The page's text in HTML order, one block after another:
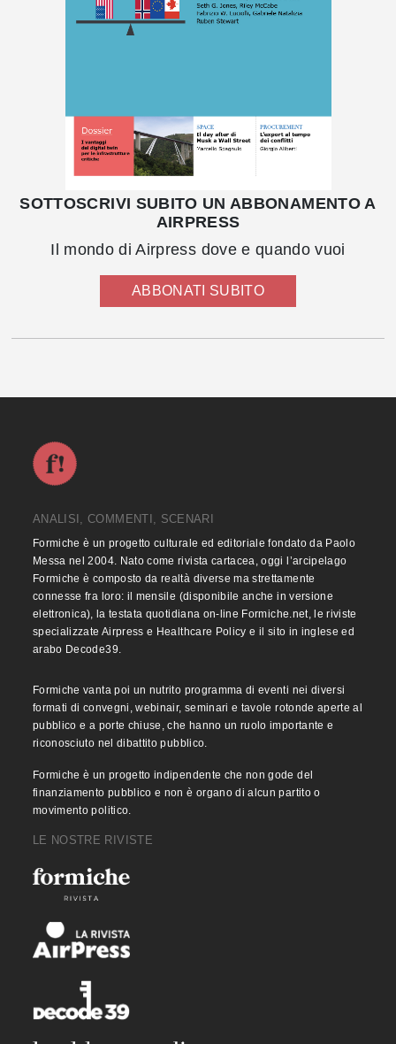
SOTTOSCRIVI SUBITO UN ABBONAMENTO A
AIRPRESS
Il mondo di Airpress dove e quando vuoi
ABBONATI SUBITO
ANALISI, COMMENTI, SCENARI
Formiche è un progetto culturale ed editoriale fondato da Paolo
Messa nel 2004. Nato come rivista cartacea, oggi l’arcipelago
Formiche è composto da realtà diverse ma strettamente
connesse fra loro: il mensile (disponibile anche in versione
elettronica), la testata quotidiana on-line Formiche.net, le riviste
specializzate Airpress e Healthcare Policy e il sito in inglese ed
arabo Decode39.
Formiche vanta poi un nutrito programma di eventi nei diversi
formati di convegni, webinair, seminari e tavole rotonde aperte al
pubblico e a porte chiuse, che hanno un ruolo importante e
riconosciuto nel dibattito pubblico.
Formiche è un progetto indipendente che non gode del
finanziamento pubblico e non è organo di alcun partito o
movimento politico.
LE NOSTRE RIVISTE